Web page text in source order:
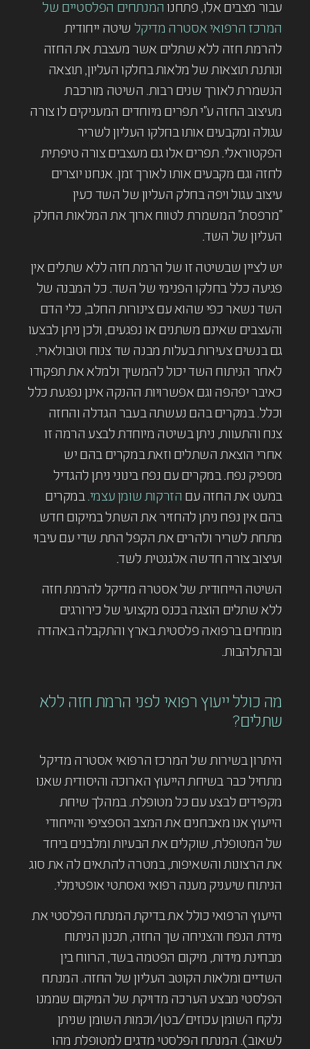
עבור מצבים אלו, פתחנו המנתחים הפלסטיים של
המרכז הרפואי אסטרה מדיקל שיטה ייחודית
להרמת חזה ללא שתלים אשר מעצבת את החזה
ונותנת תוצאות של מלאות בחלקו העליון, תוצאה
הנשמרת לאורך שנים רבות. השיטה מורכבת
מעיצוב החזה ע”י תפרים מיוחדים המעניקים לו צורה
עגולה ומקבעים אותו בחלקו העליון לשריר
הפקטוראלי. תפרים אלו גם מעצבים צורה טיפתית
לחזה וגם מקבעים אותו לאורך זמן. אנחנו יוצרים
עיצוב עגול ויפה בחלק העליון של השד כעין
"מרפסת" המשמרת לטווח ארוך את המלאות החלק
העליון של השד.
יש לציין שבשיטה זו של הרמת חזה ללא שתלים אין
פגיעה כלל בחלקו הפנימי של השד. כל המבנה של
השד נשאר כפי שהוא עם צינורות החלב, כלי הדם
והעצבים שאינם משתנים או נפגעים, ולכן ניתן לבצעו
גם בנשים צעירות בעלות מבנה שד צנוח וטובולארי.
לאחר הניתוח השד יכול להמשיך ולמלא את תפקודו
כאיבר יפהפה וגם אפשרויות ההנקה אינן נפגעת כלל
וכלל. במקרים בהם נעשתה בעבר הגדלה והחזה
צנח והתעוות, ניתן בשיטה מיוחדת לבצע הרמה זו
אחרי הוצאת השתלים וזאת במקרים בהם יש
מספיק נפח. במקרים עם נפח בינוני ניתן להגדיל
במעט את החזה עם הזרקות שומן עצמי.במקרים
בהם אין נפח ניתן להחזיר את השתל במיקום חדש
מתחת לשריר ולהרים את הקפל התת שדי עם עיבוי
ועיצוב צורה חדשה אלגנטית לשד.
השיטה הייחודית של אסטרה מדיקל להרמת חזה
ללא שתלים הוצגה בכנס מקצועי של כירורגים
מומחים ברפואה פלסטית בארץ והתקבלה באהדה
ובהתלהבות.
מה כולל ייעוץ רפואי לפני הרמת חזה ללא
שתלים?
היתרון בשירות של המרכז הרפואי אסטרה מדיקל
מתחיל כבר בשיחת הייעוץ הארוכה והיסודית שאנו
מקפידים לבצע עם כל מטופלת. במהלך שיחת
הייעוץ אנו מאבחנים את המצב הספציפי והייחודי
של המטופלת, שוקלים את הבעיות ומלבנים ביחד
את הרצונות והשאיפות, במטרה להתאים לה את סוג
הניתוח שיעניק מענה רפואי ואסתטי אופטימלי.
הייעוץ הרפואי כולל את בדיקת המנתח הפלסטי את
מידת הנפח והצניחה שך החזה, תכנון הניתוח
מבחינת מידות, מיקום הפטמה בשד, הרווח בין
השדיים ומלאות הקוטב העליון של החזה. המנתח
הפלסטי מבצע הערכה מדויקת של המיקום שממנו
נלקח השומן עכוזים/בטן/וכמות השומן שניתן
לשאוב). המנתח הפלסטי מדגים למטופלת מהו